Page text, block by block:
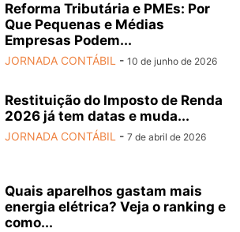
Reforma Tributária e PMEs: Por
Que Pequenas e Médias
Empresas Podem...
JORNADA CONTÁBIL - 10 de junho de 2026
Restituição do Imposto de Renda
2026 já tem datas e muda...
JORNADA CONTÁBIL - 7 de abril de 2026
Quais aparelhos gastam mais
energia elétrica? Veja o ranking e
como...